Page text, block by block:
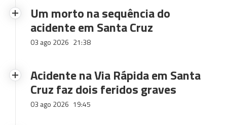
Um morto na sequência do
acidente em Santa Cruz
03 ago 2026 21:38
Acidente na Via Rápida em Santa
Cruz faz dois feridos graves
03 ago 2026 19:45